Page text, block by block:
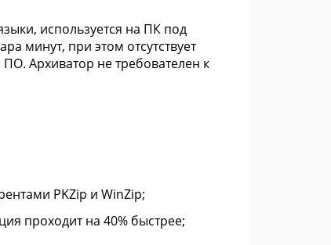
используется на ПК под
минут, при этом отсутствует
Архиватор не требователен к
PKZip и WinZip;
проходит на 40% быстрее;